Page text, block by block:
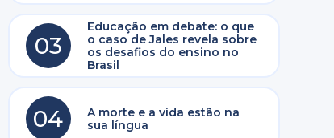
03
Educação em debate: o que
o caso de Jales revela sobre
os desafios do ensino no
Brasil
04
A morte e a vida estão na
sua língua